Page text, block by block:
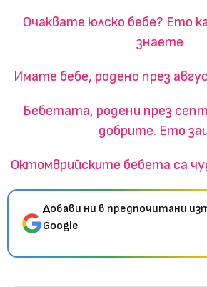
Очаквате юлско бебе? Ето
знаете
Имате бебе, родено през
Бебетата, родени през
добрите. Ето
Октомврийските бебета са
Добави ни в предпочитани
Google